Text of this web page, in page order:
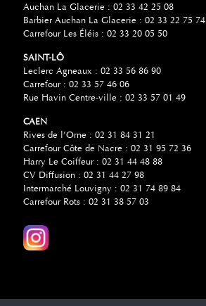
Auchan La Glacerie : 02 33 42 25 08
Barbier Auchan La Glacerie : 02 33 22 75 74
Carrefour Les Éléis : 02 33 20 05 50
SAINT-LÔ
Leclerc Agneaux : 02 33 56 86 90
Carrefour : 02 33 57 46 06
Rue Havin Centre-ville : 02 33 57 01 49
CAEN
Rives de l’Orne : 02 31 84 31 21
Carrefour Côte de Nacre : 02 31 95 72 36
Harry Le Coiffeur : 02 31 44 48 88
CV Diffusion : 02 31 44 27 98
Intermarché Louvigny : 02 31 74 89 84
Carrefour Rots : 02 31 38 57 03